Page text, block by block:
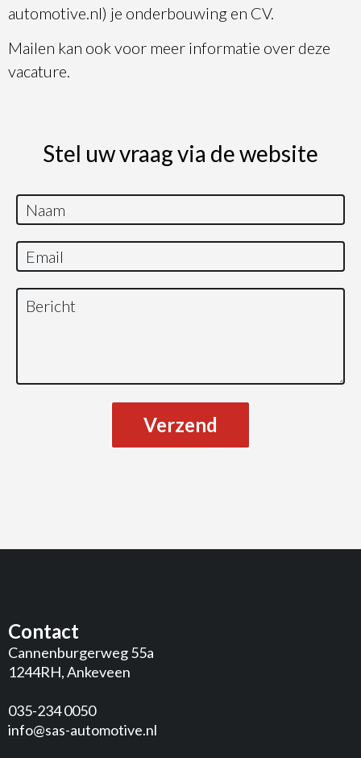
automotive.nl) je onderbouwing en CV.
Mailen kan ook voor meer informatie over deze
vacature.
Stel uw vraag via de website
Verzend
Contact
Cannenburgerweg 55a
1244RH, Ankeveen
035-234 0050
info@sas-automotive.nl